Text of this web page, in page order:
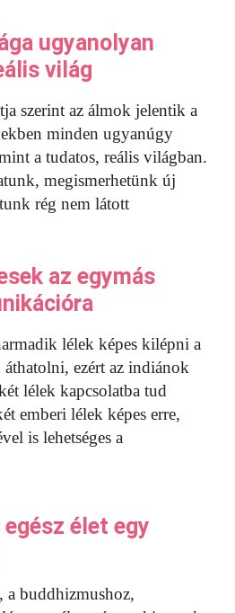
ugyanolyan
világ
szerint az álmok jelentik a
minden ugyanúgy
a tudatos, reális világban.
megismerhetünk új
rég nem látott
az egymás
lélek képes kilépni a
ezért az indiánok
lélek kapcsolatba tud
emberi lélek képes erre,
is lehetséges a
élet egy
buddhizmushoz,